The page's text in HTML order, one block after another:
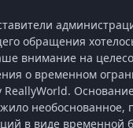
обращения
внимание на
о временном
ReallyWorld.
необоснованное,
в виде временной